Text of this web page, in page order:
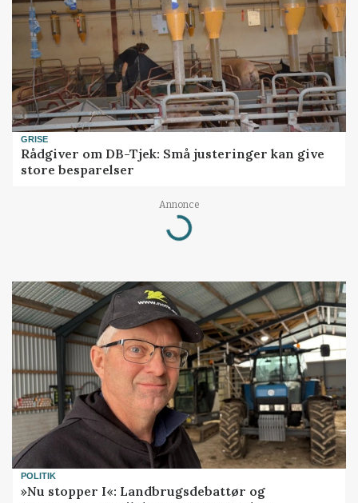
GRISE
Rådgiver om DB-Tjek: Små justeringer kan give
store besparelser
Annonce
Loading...
POLITIK
»Nu stopper I«: Landbrugsdebattør og